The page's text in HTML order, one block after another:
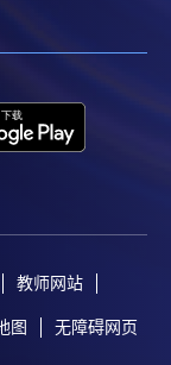
教师网站
图 无障碍网页